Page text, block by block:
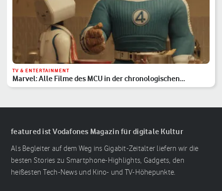
TV & ENTERTAINMENT
Marvel: Alle Filme des MCU in der chronologischen
Reihenfolge
featured ist Vodafones Magazin für digitale Kultur
Als Begleiter auf dem Weg ins Gigabit-Zeitalter liefern wir die
besten Stories zu Smartphone-Highlights, Gadgets, den
heißesten Tech-News und Kino- und TV-Höhepunkte.